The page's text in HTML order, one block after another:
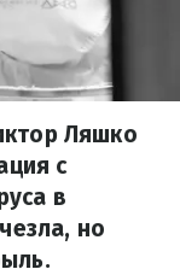
Ляшко
с
в
но